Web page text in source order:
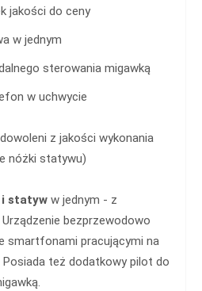
jakości do ceny
w jednym
sterowania migawką
w uchwycie
z jakości wykonania
nóżki statywu)
i statyw w jednym - z
bezprzewodowo
smartfonami pracującymi na
Posiada też dodatkowy pilot do